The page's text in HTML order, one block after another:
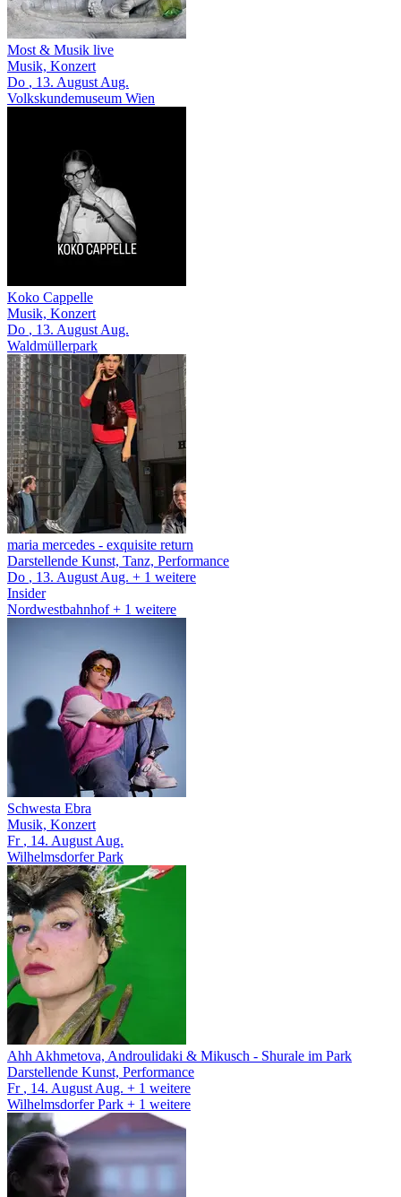
Most & Musik live
Musik, Konzert
Do , 13. August Aug.
Volkskundemuseum Wien
Koko Cappelle
Musik, Konzert
Do , 13. August Aug.
Waldmüllerpark
maria mercedes - exquisite return
Darstellende Kunst, Tanz, Performance
Do , 13. August Aug. + 1 weitere
Insider
Nordwestbahnhof+ 1 weitere
Schwesta Ebra
Musik, Konzert
Fr , 14. August Aug.
Wilhelmsdorfer Park
Ahh Akhmetova, Androulidaki & Mikusch - Shurale im Park
Darstellende Kunst, Performance
Fr , 14. August Aug. + 1 weitere
Wilhelmsdorfer Park + 1 weitere